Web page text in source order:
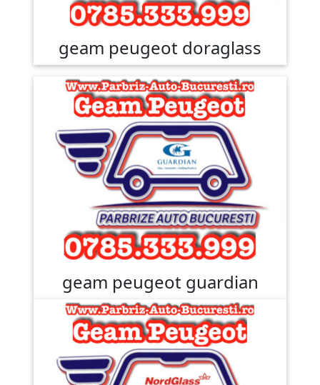
geam peugeot doraglass
geam peugeot guardian